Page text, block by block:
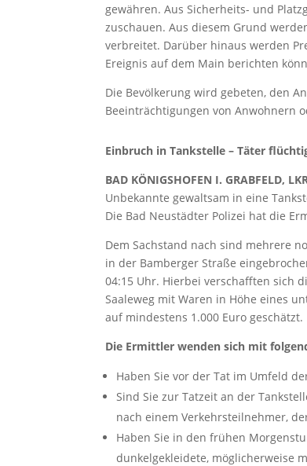
gewähren. Aus Sicherheits- und
zuschauen. Aus diesem Grund
verbreitet. Darüber hinaus werden
Ereignis auf dem Main berichten
Die Bevölkerung wird gebeten, den
Beeinträchtigungen von Anwohnern
Einbruch in Tankstelle – Täter
BAD KÖNIGSHOFEN I. GRABFELD,
Unbekannte gewaltsam in eine
Die Bad Neustädter Polizei hat die
Dem Sachstand nach sind mehrere
in der Bamberger Straße
04:15 Uhr. Hierbei verschafften sich
Saaleweg mit Waren in Höhe eines
auf mindestens 1.000 Euro geschätzt.
Die Ermittler wenden sich mit
Haben Sie vor der Tat im Umfeld
Sind Sie zur Tatzeit an der
nach einem Verkehrsteilnehmer,
Haben Sie in den frühen
dunkelgekleidete, möglicherweise